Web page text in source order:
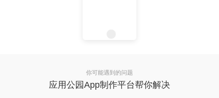
你可能遇到的问题
应用公园App制作平台帮你解决